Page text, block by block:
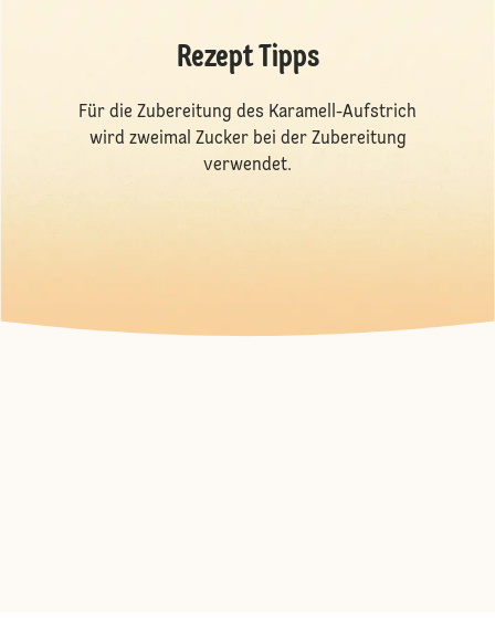
Rezept Tipps
Für die Zubereitung des Karamell-Aufstrich
wird zweimal Zucker bei der Zubereitung
verwendet.